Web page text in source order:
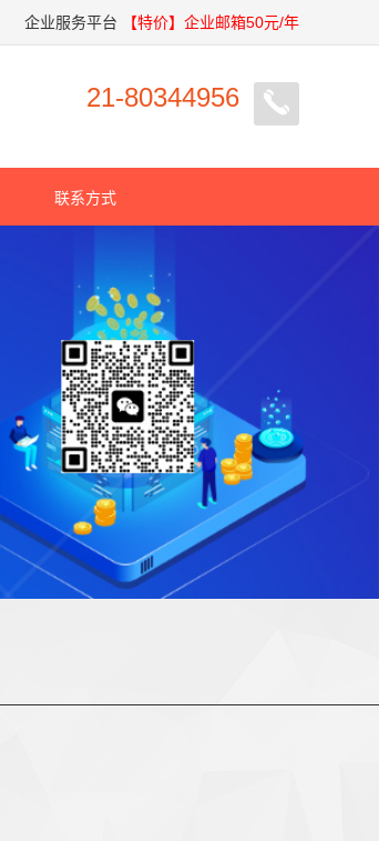
企业服务平台 【特价】企业邮箱50元/年
21-80344956
联系方式